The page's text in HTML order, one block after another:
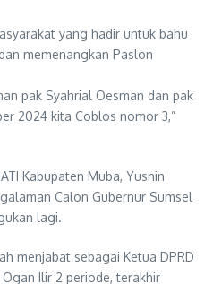
yang hadir untuk bahu
memenangkan Paslon
pak Syahrial Oesman dan pak
2024 kita Coblos nomor 3,”
Kabupaten Muba, Yusnin
Calon Gubernur Sumsel
lagi.
menjabat sebagai Ketua DPRD
Ilir 2 periode, terakhir